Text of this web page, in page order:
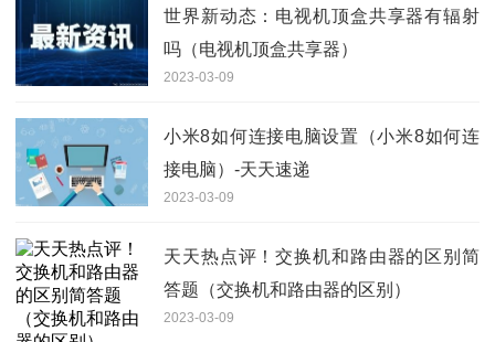
世界新动态：电视机顶盒共享器有辐射
吗（电视机顶盒共享器）
2023-03-09
小米8如何连接电脑设置（小米8如何连
接电脑）-天天速递
2023-03-09
天天热点评！交换机和路由器的区别简
答题（交换机和路由器的区别）
2023-03-09